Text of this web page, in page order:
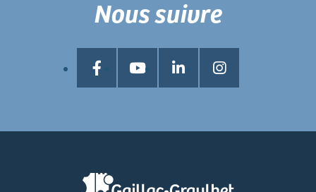
Nous suivre